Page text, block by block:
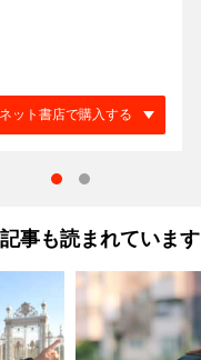
ネット書店で購入する
事も読まれています